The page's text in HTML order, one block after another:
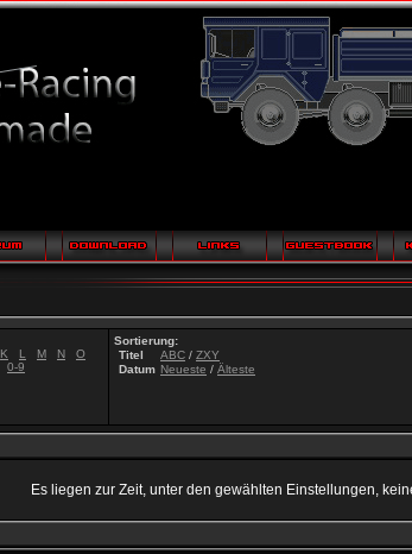
K L M N
O
0-9
Sortierung:
Titel
ABC / ZXY
Datum Neueste / Älteste
Es liegen zur Zeit, unter den gewählten Einstellungen,